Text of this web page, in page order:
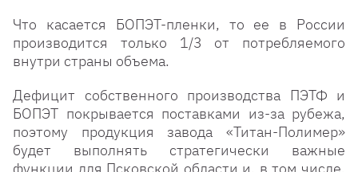
Что касается БОПЭТ-пленки, то ее в России
производится только 1/3 от потребляемого
внутри страны объема.
Дефицит собственного производства ПЭТФ и
БОПЭТ покрывается поставками из-за рубежа,
поэтому продукция завода «Титан-Полимер»
будет выполнять стратегически важные